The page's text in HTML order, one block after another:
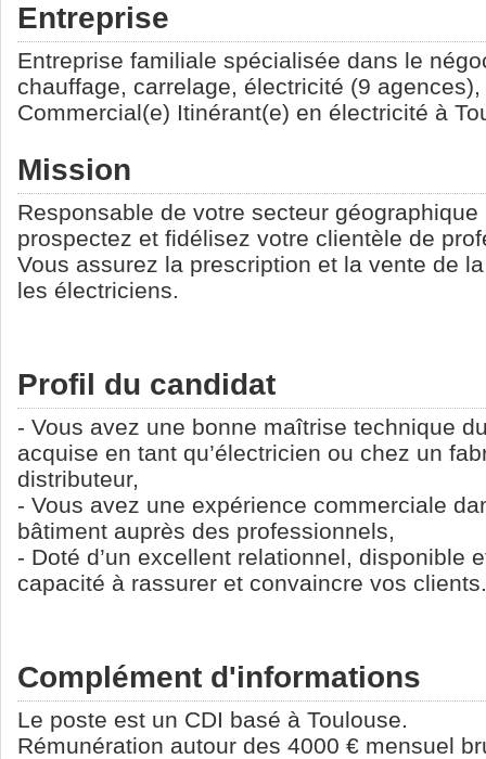
Entreprise
Entreprise familiale spécialisée dans le
chauffage, carrelage, électricité (9
Commercial(e) Itinérant(e) en électricité à
Mission
Responsable de votre secteur
prospectez et fidélisez votre clientèle de
Vous assurez la prescription et la vente de
les électriciens.
Profil du candidat
- Vous avez une bonne maîtrise technique
acquise en tant qu’électricien ou chez un
distributeur,
- Vous avez une expérience commerciale
bâtiment auprès des professionnels,
- Doté d’un excellent relationnel, disponible
capacité à rassurer et convaincre vos clients.
Complément d'informations
Le poste est un CDI basé à Toulouse.
Rémunération autour des 4000 € mensuel